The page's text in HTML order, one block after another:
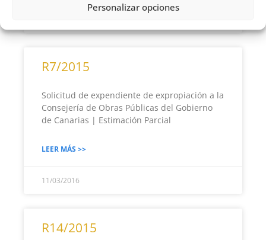
Personalizar opciones
R7/2015
Solicitud de expendiente de expropiación a la
Consejería de Obras Públicas del Gobierno
de Canarias | Estimación Parcial
LEER MÁS >>
11/03/2016
R14/2015